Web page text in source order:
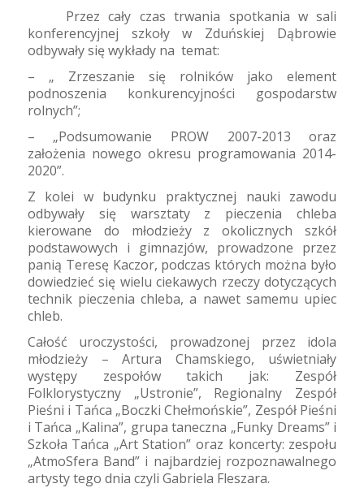
Przez cały czas trwania spotkania w sali
konferencyjnej szkoły w Zduńskiej Dąbrowie
odbywały się wykłady na temat:
– „ Zrzeszanie się rolników jako element
podnoszenia konkurencyjności gospodarstw
rolnych”;
– „Podsumowanie PROW 2007-2013 oraz
założenia nowego okresu programowania 2014-
2020”.
Z kolei w budynku praktycznej nauki zawodu
odbywały się warsztaty z pieczenia chleba
kierowane do młodzieży z okolicznych szkół
podstawowych i gimnazjów, prowadzone przez
panią Teresę Kaczor, podczas których można było
dowiedzieć się wielu ciekawych rzeczy dotyczących
technik pieczenia chleba, a nawet samemu upiec
chleb.
Całość uroczystości, prowadzonej przez idola
młodzieży – Artura Chamskiego, uświetniały
występy zespołów takich jak: Zespół
Folklorystyczny „Ustronie”, Regionalny Zespół
Pieśni i Tańca „Boczki Chełmońskie”, Zespół Pieśni
i Tańca „Kalina”, grupa taneczna „Funky Dreams” i
Szkoła Tańca „Art Station” oraz koncerty: zespołu
„AtmoSfera Band” i najbardziej rozpoznawalnego
artysty tego dnia czyli Gabriela Fleszara.